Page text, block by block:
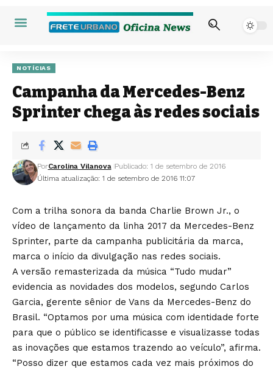
NOTÍCIAS
Campanha da Mercedes-Benz
Sprinter chega às redes sociais
Última atualização: 1 de setembro de 2016 11:07
PorCarolina Vilanova Publicado: 1 de setembro de 2016
Com a trilha sonora da banda Charlie Brown Jr., o
vídeo de lançamento da linha 2017 da Mercedes-Benz
Sprinter, parte da campanha publicitária da marca,
marca o início da divulgação nas redes sociais.
A versão remasterizada da música “Tudo mudar”
evidencia as novidades dos modelos, segundo Carlos
Garcia, gerente sênior de Vans da Mercedes-Benz do
Brasil. “Optamos por uma música com identidade forte
para que o público se identificasse e visualizasse todas
as inovações que estamos trazendo ao veículo”, afirma.
“Posso dizer que estamos cada vez mais próximos do